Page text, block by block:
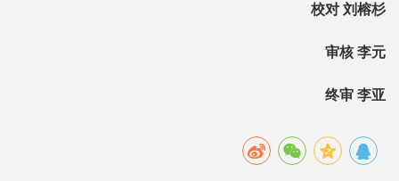
校对 刘榕杉
审核 李元
终审 李亚